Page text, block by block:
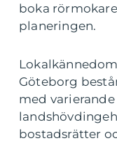
boka
planeringen.
Lokalkännedom
Göteborg
med
bostadsrätter